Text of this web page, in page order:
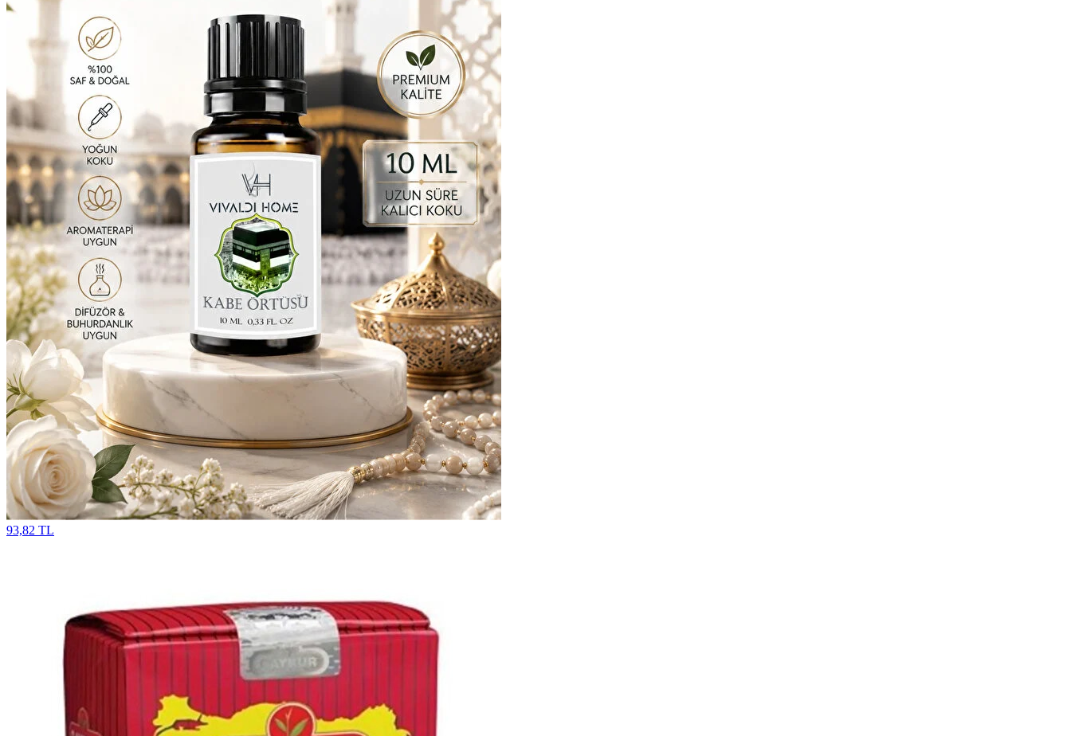
93,82 TL